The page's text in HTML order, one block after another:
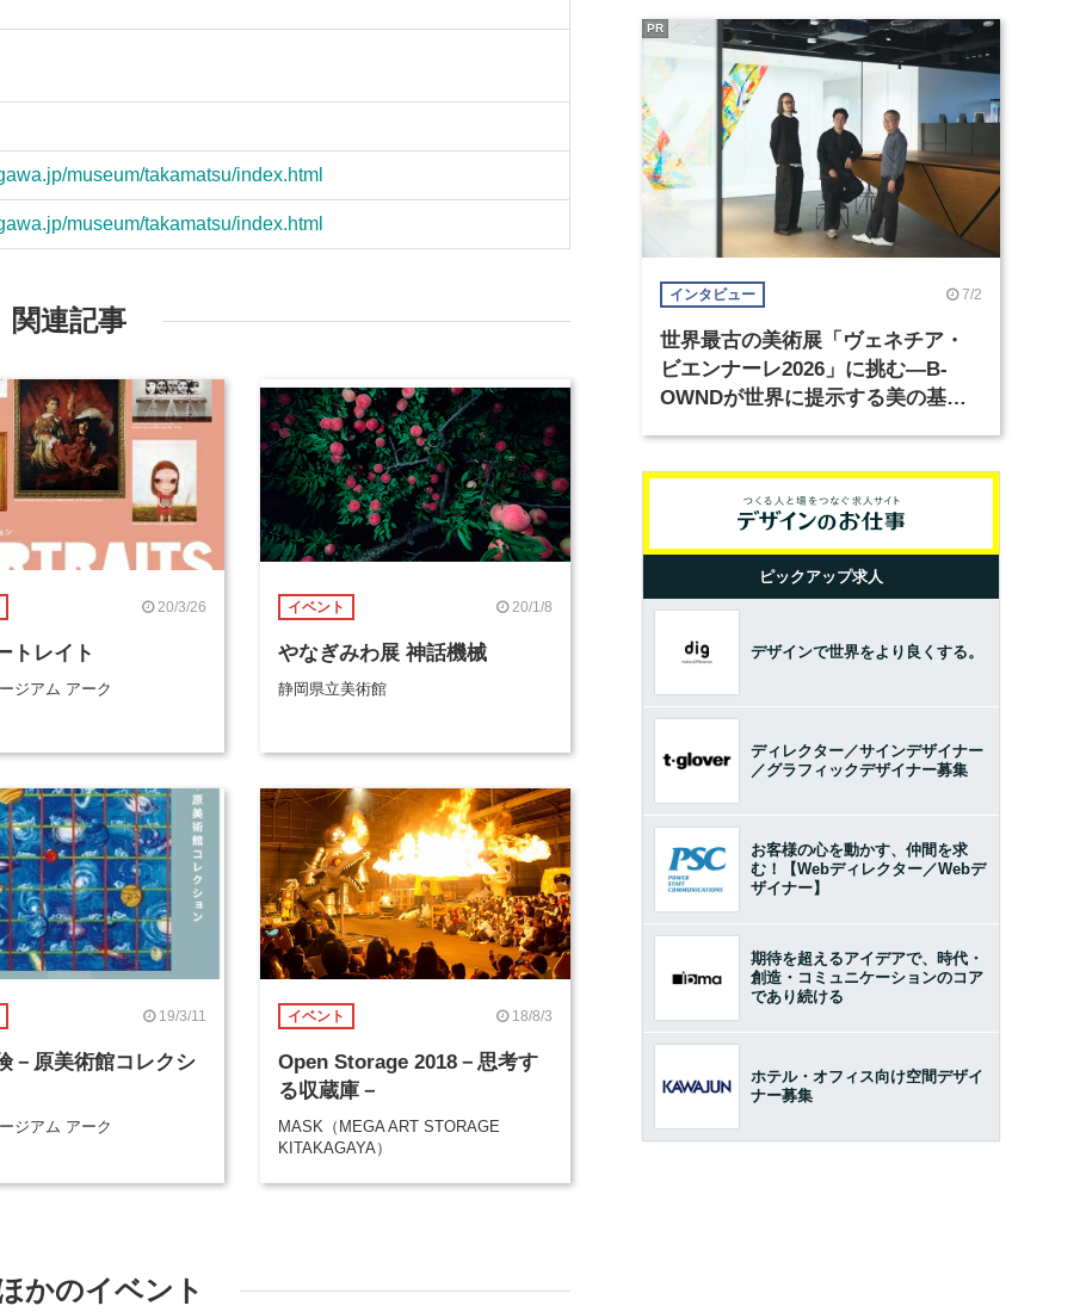
museum/takamatsu/index.html
museum/takamatsu/index.html
関連記事
20/3/26
トレイト
ジアム アーク
イベント 20/1/8
やなぎみわ展 神話機械
静岡県立美術館
19/3/11
－原美術館コレクシ
ジアム アーク
イベント 18/8/3
Open Storage 2018－思考す
る収蔵庫－
MASK（MEGA ART STORAGE
KITAKAGAYA）
かのイベント
インタビュー 7/2
世界最古の美術展「ヴェネチア・
ビエンナーレ2026」に挑む―B-
OWNDが世界に提示する美の基準
PR
ピックアップ求人
デザインで世界をより良くする。
ディレクター／サインデザイナー
／グラフィックデザイナー募集
お客様の心を動かす、仲間を求
む！【Webディレクター／Webデ
ザイナー】
期待を超えるアイデアで、時代・
創造・コミュニケーションのコア
であり続ける
ホテル・オフィス向け空間デザイ
ナー募集